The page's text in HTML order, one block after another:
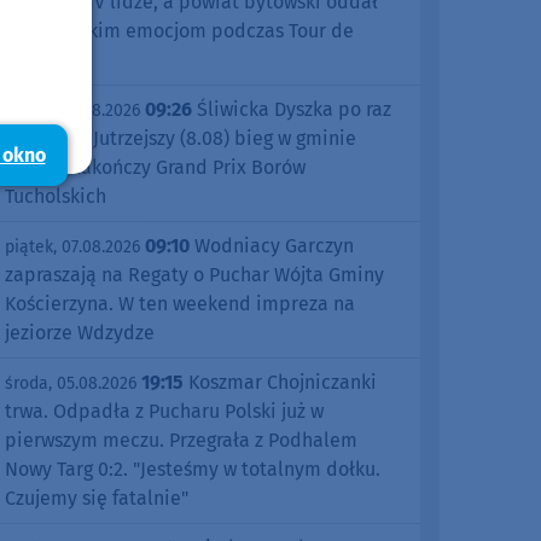
się kolarskim emocjom podczas Tour de
piątek, 07.08.2026 09:26 Śliwicka Dyszka po raz
dziesiąty. Jutrzejszy (8.08) bieg w gminie
Śliwice zakończy Grand Prix Borów
Tucholskich
piątek, 07.08.2026 09:10 Wodniacy Garczyn
zapraszają na Regaty o Puchar Wójta Gminy
Kościerzyna. W ten weekend impreza na
jeziorze Wdzydze
środa, 05.08.2026 19:15 Koszmar Chojniczanki
trwa. Odpadła z Pucharu Polski już w
pierwszym meczu. Przegrała z Podhalem
Nowy Targ 0:2. "Jesteśmy w totalnym dołku.
Czujemy się fatalnie"